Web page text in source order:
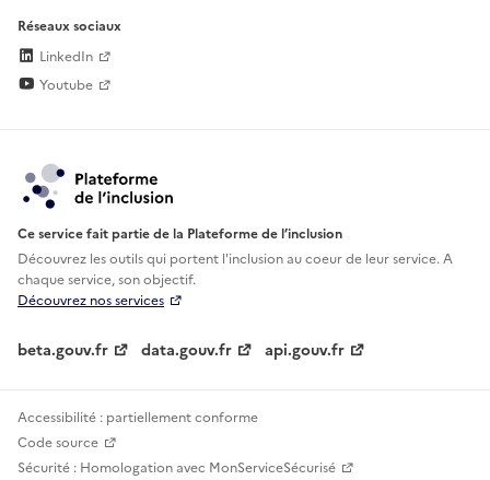
Réseaux sociaux
LinkedIn
Youtube
Ce service fait partie de la Plateforme de l’inclusion
Découvrez les outils qui portent l'inclusion aucoeur de leur service. A
chaque service, son objectif.
Découvrez nos services
beta.gouv.fr data.gouv.fr api.gouv.fr
Accessibilité : partiellement conforme
Code source
Sécurité : Homologation avec MonServiceSécurisé